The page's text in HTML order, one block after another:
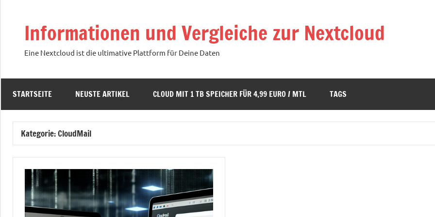
Informationen und Vergleiche zur Nextcloud
Eine Nextcloud ist die ultimative Plattform für Deine Daten
STARTSEITE NEUSTE ARTIKEL CLOUD MIT 1 TB SPEICHER FÜR 4,99 EURO / MTL TAGS
Kategorie:CloudMail